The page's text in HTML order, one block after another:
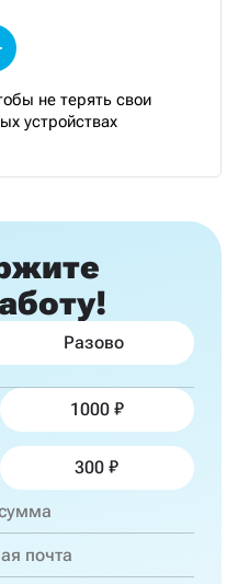
не терять свои
устройствах
Разово
1000
300